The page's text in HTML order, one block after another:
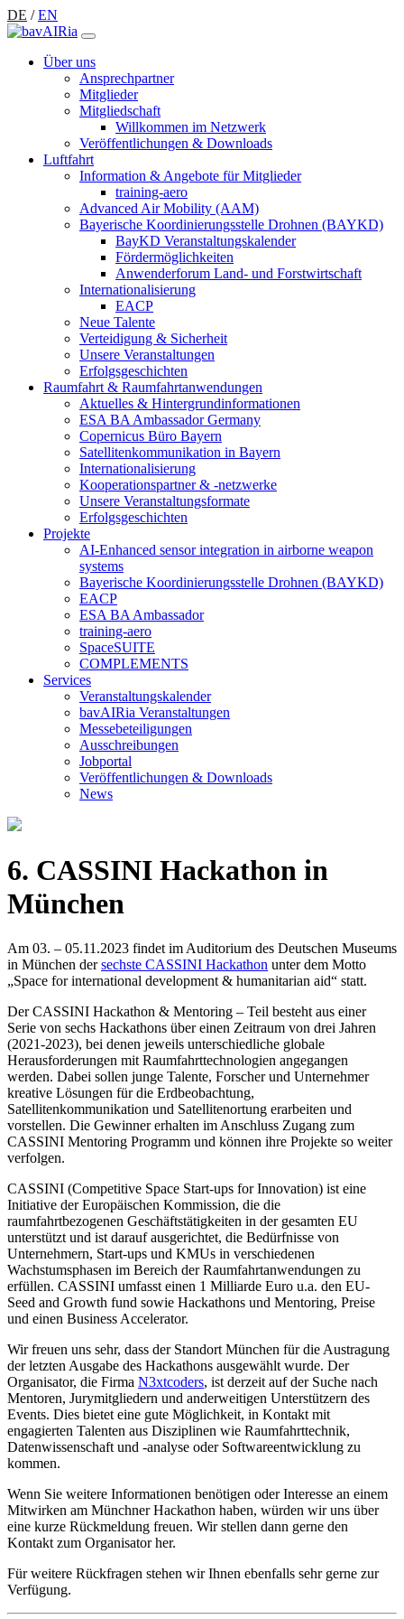
DE /EN
Über uns
Ansprechpartner
Mitglieder
Mitgliedschaft
Willkommen im Netzwerk
Veröffentlichungen & Downloads
Luftfahrt
Information & Angebote für Mitglieder
training-aero
Advanced Air Mobility (AAM)
Bayerische Koordinierungsstelle Drohnen (BAYKD)
BayKD Veranstaltungskalender
Fördermöglichkeiten
Anwenderforum Land- und Forstwirtschaft
Internationalisierung
EACP
Neue Talente
Verteidigung & Sicherheit
Unsere Veranstaltungen
Erfolgsgeschichten
Raumfahrt & Raumfahrtanwendungen
Aktuelles & Hintergrundinformationen
ESA BA Ambassador Germany
Copernicus Büro Bayern
Satellitenkommunikation in Bayern
Internationalisierung
Kooperationspartner & -netzwerke
Unsere Veranstaltungsformate
Erfolgsgeschichten
Projekte
AI-Enhanced sensor integration in airborne weapon
systems
Bayerische Koordinierungsstelle Drohnen (BAYKD)
EACP
ESA BA Ambassador
training-aero
SpaceSUITE
COMPLEMENTS
Services
Veranstaltungskalender
bavAIRia Veranstaltungen
Messebeteiligungen
Ausschreibungen
Jobportal
Veröffentlichungen & Downloads
News
6. CASSINI Hackathon in
München
Am 03. – 05.11.2023 findet im Auditorium des Deutschen Museums
in München dersechste CASSINI Hackathon unter dem Motto
„Space for international development & humanitarian aid“ statt.
Der CASSINI Hackathon & Mentoring – Teil besteht aus einer
Serie von sechs Hackathons über einen Zeitraum von drei Jahren
(2021-2023), bei denen jeweils unterschiedliche globale
Herausforderungen mit Raumfahrttechnologien angegangen
werden. Dabei sollen junge Talente, Forscher und Unternehmer
kreative Lösungen für die Erdbeobachtung,
Satellitenkommunikation und Satellitenortung erarbeiten und
vorstellen. Die Gewinner erhalten im Anschluss Zugang zum
CASSINI Mentoring Programm und können ihre Projekte so weiter
verfolgen.
CASSINI (Competitive Space Start-ups for Innovation) ist eine
Initiative der Europäischen Kommission, die die
raumfahrtbezogenen Geschäftstätigkeiten in der gesamten EU
unterstützt und ist darauf ausgerichtet, die Bedürfnisse von
Unternehmern, Start-ups und KMUs in verschiedenen
Wachstumsphasen im Bereich der Raumfahrtanwendungen zu
erfüllen. CASSINI umfasst einen 1 Milliarde Euro u.a. den EU-
Seed and Growth fund sowie Hackathons und Mentoring, Preise
und einen Business Accelerator.
Wir freuen uns sehr, dass der Standort München für die Austragung
der letzten Ausgabe des Hackathons ausgewählt wurde. Der
Organisator, die Firma N3xtcoders, ist derzeit auf der Suche nach
Mentoren, Jurymitgliedern und anderweitigen Unterstützern des
Events. Dies bietet eine gute Möglichkeit, in Kontakt mit
engagierten Talenten aus Disziplinen wie Raumfahrttechnik,
Datenwissenschaft und -analyse oder Softwareentwicklung zu
kommen.
Wenn Sie weitere Informationen benötigen oder Interesse an einem
Mitwirken am Münchner Hackathon haben, würden wir uns über
eine kurze Rückmeldung freuen. Wir stellen dann gerne den
Kontakt zum Organisator her.
Für weitere Rückfragen stehen wir Ihnen ebenfalls sehr gerne zur
Verfügung.